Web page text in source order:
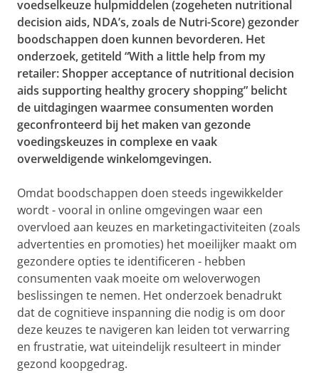
voedselkeuze hulpmiddelen (zogeheten nutritional
decision aids, NDA’s, zoals de Nutri-Score) gezonder
boodschappen doen kunnen bevorderen. Het
onderzoek, getiteld “With a little help from my
retailer: Shopper acceptance of nutritional decision
aids supporting healthy grocery shopping” belicht
de uitdagingen waarmee consumenten worden
geconfronteerd bij het maken van gezonde
voedingskeuzes in complexe en vaak
overweldigende winkelomgevingen.
Omdat boodschappen doen steeds ingewikkelder
wordt - vooral in online omgevingen waar een
overvloed aan keuzes en marketingactiviteiten (zoals
advertenties en promoties) het moeilijker maakt om
gezondere opties te identificeren - hebben
consumenten vaak moeite om weloverwogen
beslissingen te nemen. Het onderzoek benadrukt
dat de cognitieve inspanning die nodig is om door
deze keuzes te navigeren kan leiden tot verwarring
en frustratie, wat uiteindelijk resulteert in minder
gezond koopgedrag.